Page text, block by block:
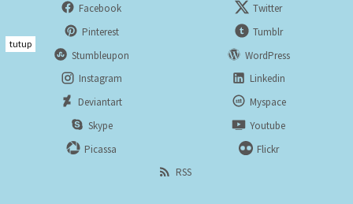
Facebook
Twitter
Pinterest
Tumblr
Stumbleupon
WordPress
Instagram
Linkedin
Deviantart
Myspace
Skype
Youtube
Picassa
Flickr
RSS
tutup